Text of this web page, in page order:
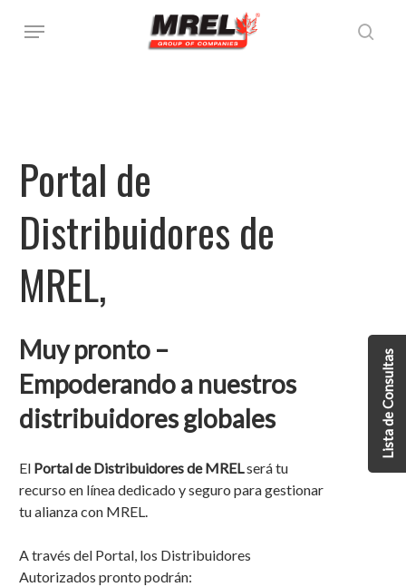
Menú
Portal de
Distribuidoresde
MREL,
Muy pronto –
Empoderando a nuestros
distribuidores globales
El Portal de Distribuidores de MREL será tu
recurso en línea dedicado y seguro para gestionar
tu alianza con MREL.
A través del Portal, los Distribuidores
Autorizados pronto podrán:
Lista de Consultas